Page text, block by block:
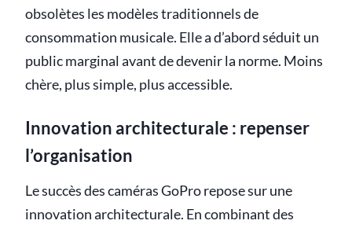
obsolètes les modèles traditionnels de
consommation musicale. Elle a d’abord séduit un
public marginal avant de devenir la norme. Moins
chère, plus simple, plus accessible.
Innovation architecturale : repenser
l’organisation
Le succès des caméras GoPro repose sur une
innovation architecturale. En combinant des